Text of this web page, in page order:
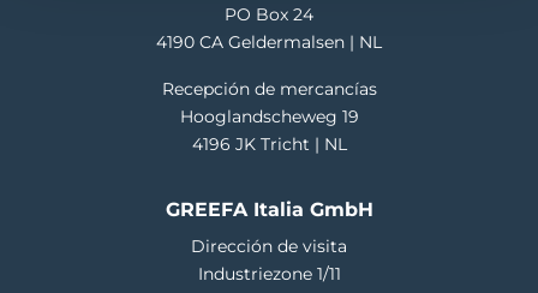
PO Box 24
4190 CA Geldermalsen | NL
Recepción de mercancías
Hooglandscheweg 19
4196 JK Tricht | NL
GREEFA Italia GmbH
Dirección de visita
Industriezone 1/11